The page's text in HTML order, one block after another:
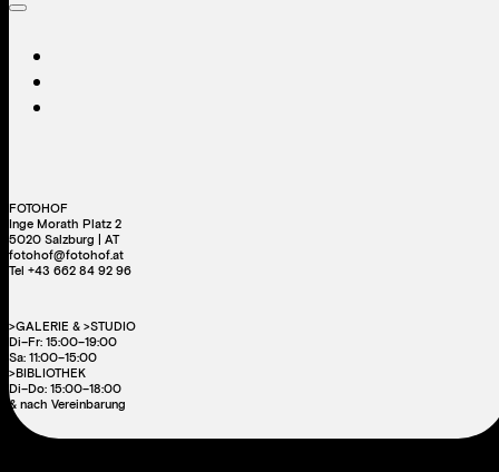
FOTOHOF
Inge Morath Platz 2
5020 Salzburg | AT
fotohof@fotohof.at
Tel +43 662 84 92 96
>GALERIE & >STUDIO
Di–Fr: 15:00–19:00
Sa: 11:00–15:00
>BIBLIOTHEK
Di–Do: 15:00–18:00
& nach Vereinbarung